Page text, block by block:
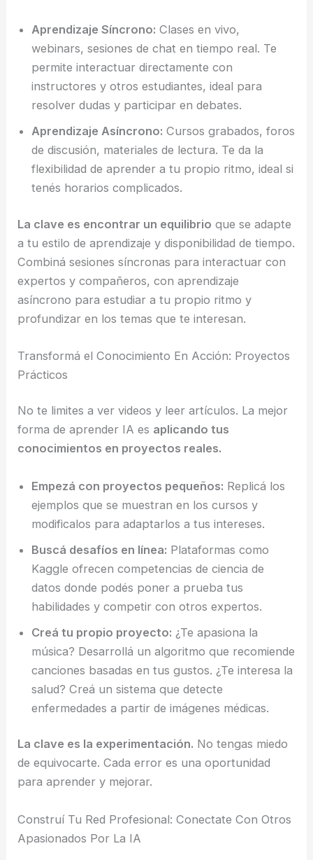
Aprendizaje Síncrono: Clases en vivo,
webinars, sesiones de chat en tiempo real. Te
permite interactuar directamente con
instructores y otros estudiantes, ideal para
resolver dudas y participar en debates.
Aprendizaje Asíncrono: Cursos grabados, foros
de discusión, materiales de lectura. Te da la
flexibilidad de aprender a tu propio ritmo, ideal si
tenés horarios complicados.
La clave es encontrar un equilibrio que se adapte
a tu estilo de aprendizaje y disponibilidad de tiempo.
Combiná sesiones síncronas para interactuar con
expertos y compañeros, con aprendizaje
asíncrono para estudiar a tu propio ritmo y
profundizar en los temas que te interesan.
Transformá el Conocimiento En Acción: Proyectos
Prácticos
No te limites a ver videos y leer artículos. La mejor
forma de aprender IA es aplicando tus
conocimientos en proyectos reales.
Empezá con proyectos pequeños: Replicá los
ejemplos que se muestran en los cursos y
modificalos para adaptarlos a tus intereses.
Buscá desafíos en línea: Plataformas como
Kaggle ofrecen competencias de ciencia de
datos donde podés poner a prueba tus
habilidades y competir con otros expertos.
Creá tu propio proyecto: ¿Te apasiona la
música? Desarrollá un algoritmo que recomiende
canciones basadas en tus gustos. ¿Te interesa la
salud? Creá un sistema que detecte
enfermedades a partir de imágenes médicas.
La clave es la experimentación. No tengas miedo
de equivocarte. Cada error es una oportunidad
para aprender y mejorar.
Construí Tu Red Profesional: Conectate Con Otros
Apasionados Por La IA